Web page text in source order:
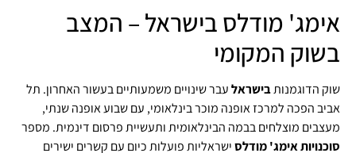
אימג' מודלס בישראל – המצב
בשוק המקומי
שוק הדוגמנותבישראלעבר שינויים משמעותיים בעשור האחרון. תל
אביב הפכה למרכז אופנה מוכר בינלאומי, עם שבוע אופנה שנתי,
מעצבים מוצלחים בבמה הבינלאומית ותעשיית פרסום דינמית. מספר
סוכנויות אימג' מודלסישראליות פועלות כיום עם קשרים ישירים